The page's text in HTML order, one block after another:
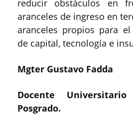
reducir obstáculos en
aranceles de ingreso en
aranceles propios para
de capital, tecnología e
Mgter Gustavo Fadda
Docente
Posgrado.